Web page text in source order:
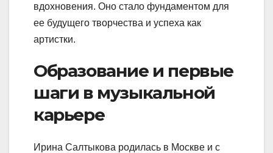
вдохновения. Оно стало фундаментом для
ее будущего творчества и успеха как
артистки.
Образование и первые
шаги в музыкальной
карьере
Ирина Салтыкова родилась в Москве и с